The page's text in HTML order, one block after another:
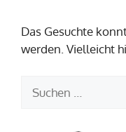
Das Gesuchte
werden. Vielleicht
nach: